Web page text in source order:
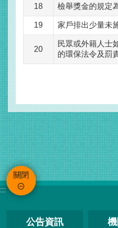
18 檢舉獎金的規定
19 家戶排出少量未
20
民眾或外籍人士
的環保法令及罰
關閉
:::
公告資訊